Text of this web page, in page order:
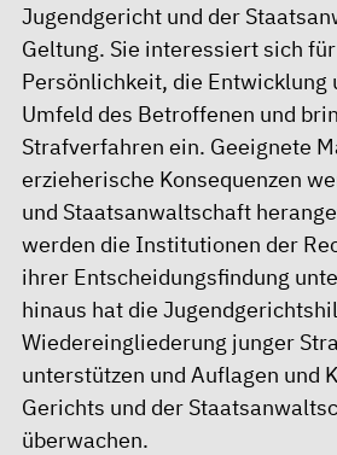
Jugendgericht und der
Geltung. Sie interessiert sich
Persönlichkeit, die Entwicklung
Umfeld des Betroffenen und
Strafverfahren ein. Geeignete
erzieherische Konsequenzen
und Staatsanwaltschaft
werden die Institutionen der
ihrer Entscheidungsfindung
hinaus hat die
Wiedereingliederung junger
unterstützen und Auflagen und
Gerichts und der
überwachen.